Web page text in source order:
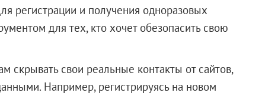
регистрации и получения одноразовых
для тех, кто хочет обезопасить свою
скрывать свои реальные контакты от сайтов,
Например, регистрируясь на новом